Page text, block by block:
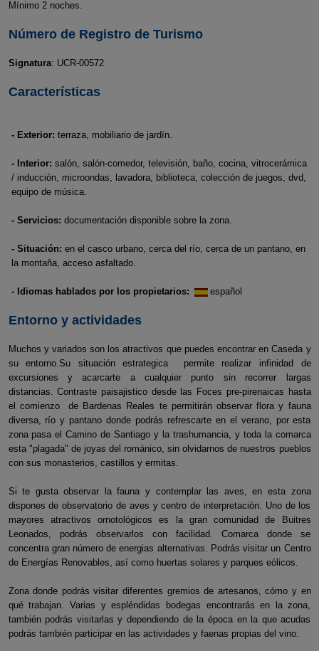
Mínimo 2 noches.
Número de Registro de Turismo
Signatura: UCR-00572
Características
- Exterior: terraza, mobiliario de jardín.
- Interior: salón, salón-comedor, televisión, baño, cocina, vitrocerámica
/ inducción, microondas, lavadora, biblioteca, colección de juegos, dvd,
equipo de música.
- Servicios: documentación disponible sobre la zona.
- Situación: en el casco urbano, cerca del río, cerca de un pantano, en
la montaña, acceso asfaltado.
- Idiomas hablados por los propietarios: español
Entorno y actividades
Muchos y variados son los atractivos que puedes encontrar en Caseda y
su entorno.Su situación estrategica permite realizar infinidad de
excursiones y acarcarte a cualquier punto sin recorrer largas
distancias. Contraste paisajistico desde las Foces pre-pirenaicas hasta
el comienzo de Bardenas Reales te permitirán observar flora y fauna
diversa, río y pantano donde podrás refrescarte en el verano, por esta
zona pasa el Camino de Santiago y la trashumancia, y toda la comarca
esta "plagada" de joyas del románico, sin olvidarnos de nuestros pueblos
con sus monasterios, castillos y ermitas.
Si te gusta observar la fauna y contemplar las aves, en esta zona
dispones de observatorio de aves y centro de interpretación. Uno de los
mayores atractivos ornotológicos es la gran comunidad de Buitres
Leonados, podrás observarlos con facilidad. Comarca donde se
concentra gran número de energias alternativas. Podrás visitar un Centro
de Energías Renovables, así como huertas solares y parques eólicos.
Zona donde podrás visitar diferentes gremios de artesanos, cómo y en
qué trabajan. Varias y espléndidas bodegas encontrarás en la zona,
también podrás visitarlas y dependiendo de la época en la que acudas
podrás también participar en las actividades y faenas propias del vino.